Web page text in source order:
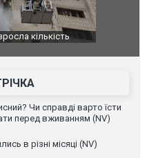
закидали яйцями
Приїхав
до
зіркового
Чи справді варто їсти
перед вживанням (NV)
в різні місяці (NV)